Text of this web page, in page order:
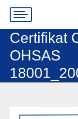
Certifikat
OHSAS